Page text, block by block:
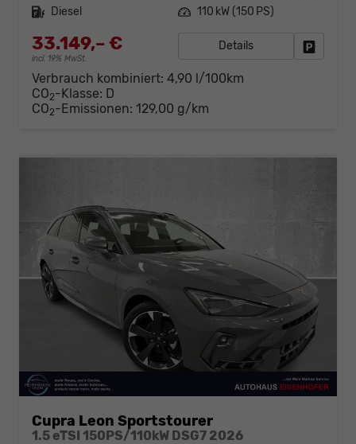
Kraftstoff Diesel Leistung 110 kW (150 PS)
33.149,– €
incl. 19% MwSt.
Details
Verbrauch kombiniert: 4,90 l/100km
CO2-Klasse: D
CO2-Emissionen: 129,00 g/km
Cupra Leon Sportstourer
1.5 eTSI 150PS/110kW DSG7 2026